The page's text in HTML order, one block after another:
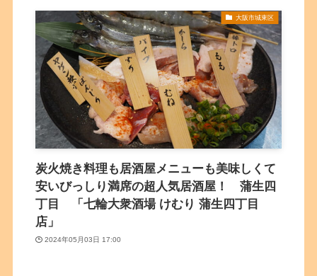
大阪市城東区
炭火焼き料理も居酒屋メニューも美味しくて
安いびっしり満席の超人気居酒屋！ 蒲生四
丁目 「七輪大衆酒場 けむり 蒲生四丁目
店」
2024年05月03日 17:00